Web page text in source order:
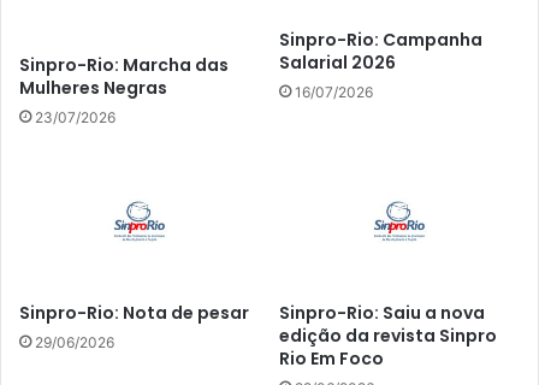
Sinpro-Rio: Marcha das
Mulheres Negras
23/07/2026
Sinpro-Rio: Campanha
Salarial 2026
16/07/2026
Sinpro-Rio: Nota de pesar
29/06/2026
Sinpro-Rio: Saiu a nova
edição da revista Sinpro
Rio Em Foco